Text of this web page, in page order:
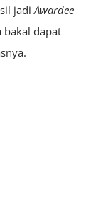
jadiAwardee
bakal dapat